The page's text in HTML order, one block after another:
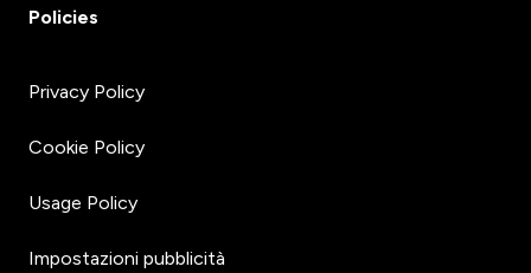
Policies
Privacy Policy
Cookie Policy
Usage Policy
Impostazioni pubblicità